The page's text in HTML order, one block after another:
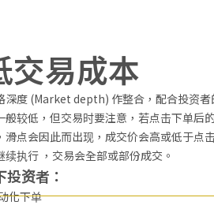
交易成本
深度 (Market depth) 作整合，配合投资
般较低，但交易时要注意，若点击下单后
滑点会因此而出现，成交价会高或低于点
续执行 ，交易会全部或部份成交。
投资者：
化下单